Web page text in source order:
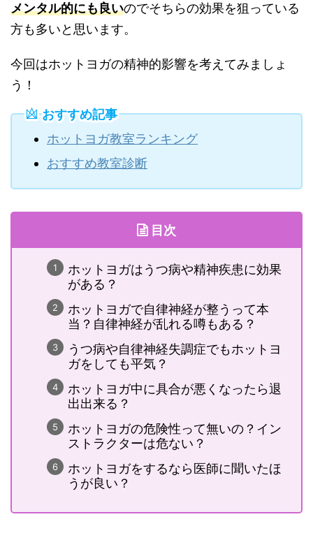
メンタル的にも良いのでそちらの効果を狙っている
方も多いと思います。
今回はホットヨガの精神的影響を考えてみましょ
う！
おすすめ記事
ホットヨガ教室ランキング
おすすめ教室診断
目次
ホットヨガはうつ病や精神疾患に効果
がある？
ホットヨガで自律神経が整うって本
当？自律神経が乱れる噂もある？
うつ病や自律神経失調症でもホットヨ
ガをしても平気？
ホットヨガ中に具合が悪くなったら退
出出来る？
ホットヨガの危険性って無いの？イン
ストラクターは危ない？
ホットヨガをするなら医師に聞いたほ
うが良い？